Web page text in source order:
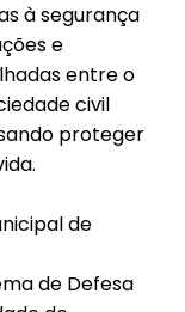
à segurança
e
entre o
civil
proteger
de
de Defesa